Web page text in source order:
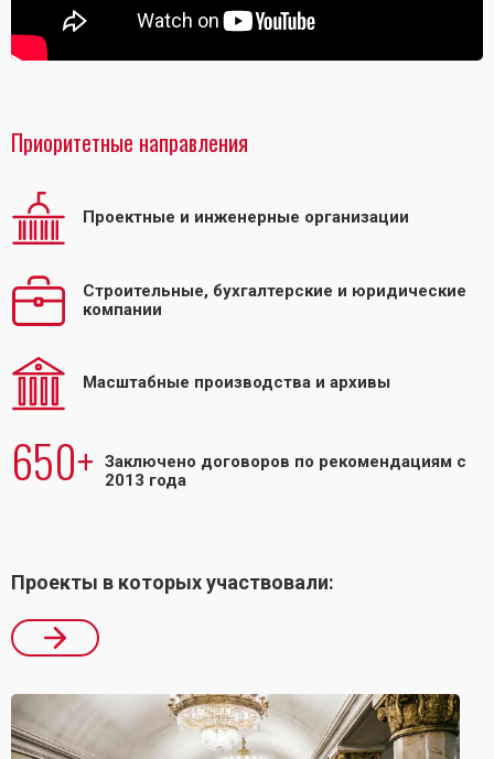
Приоритетные направления
Проектные и инженерные организации
Строительные, бухгалтерские и юридические
компании
Масштабные производства и архивы
650+
Заключено договоров по рекомендациям с
2013 года
Проекты в которых участвовали: